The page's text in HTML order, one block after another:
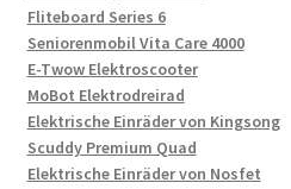
Fliteboard Series 6
Seniorenmobil Vita Care 4000
E-Twow Elektroscooter
MoBot Elektrodreirad
Elektrische Einräder von Kingsong
Scuddy Premium Quad
Elektrische Einräder von Nosfet